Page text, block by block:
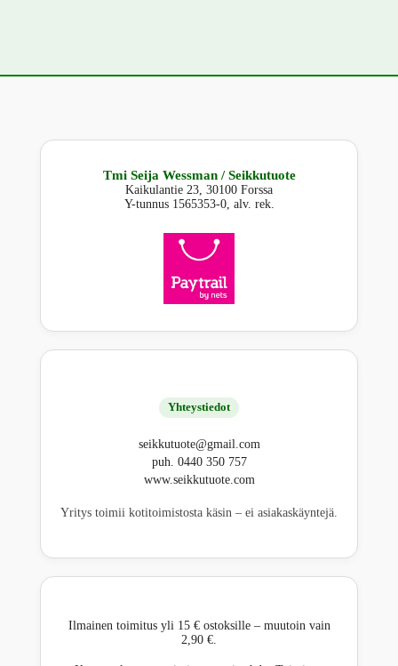
Tmi Seija Wessman / Seikkutuote
Kaikulantie 23, 30100 Forssa
Y-tunnus 1565353-0, alv. rek.
Yhteystiedot
seikkutuote@gmail.com
puh. 0440 350 757
www.seikkutuote.com
Yritys toimii kotitoimistosta käsin – ei asiakaskäyntejä.
Ilmainen toimitus yli 15 € ostoksille – muutoin vain
2,90 €.